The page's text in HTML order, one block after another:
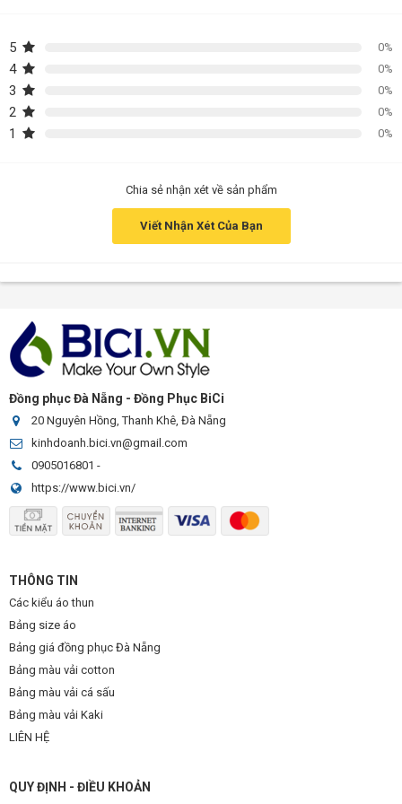
5 0%
4 0%
3 0%
2 0%
1 0%
Chia sẻ nhận xét về sản phẩm
Viết Nhận Xét Của Bạn
Đồng phục Đà Nẵng - Đồng Phục BiCi
20 Nguyên Hồng, Thanh Khê, Đà Nẵng
kinhdoanh.bici.vn@gmail.com
0905016801 -
https://www.bici.vn/
THÔNG TIN
Các kiểu áo thun
Bảng size áo
Bảng giá đồng phục Đà Nẵng
Bảng màu vải cotton
Bảng màu vải cá sấu
Bảng màu vải Kaki
LIÊN HỆ
QUY ĐỊNH - ĐIỀU KHOẢN